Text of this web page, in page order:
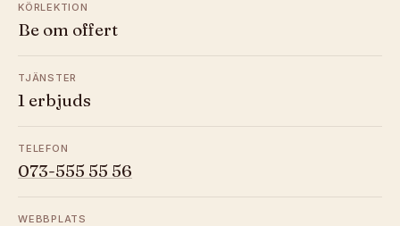
KÖRLEKTION
Be om offert
TJÄNSTER
1 erbjuds
TELEFON
073-555 55 56
WEBBPLATS